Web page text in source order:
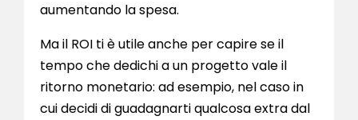
aumentando la spesa.
Ma il ROI ti è utile anche per capire se il
tempo che dedichi a un progetto vale il
ritorno monetario: ad esempio, nel caso in
cui decidi di guadagnarti qualcosa extra dal